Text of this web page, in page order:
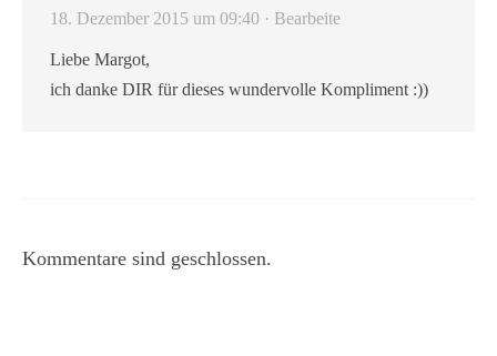
18. Dezember 2015 um 09:40 · Bearbeite
Liebe Margot,
ich danke DIR für dieses wundervolle Kompliment :))
Kommentare sind geschlossen.